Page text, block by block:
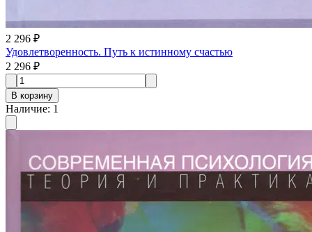
2 296 ₽
Удовлетворенность. Путь к истинному счастью
2 296 ₽
В корзину
Наличие: 1